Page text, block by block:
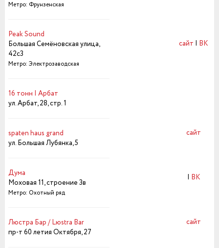
Метро: Фрунзенская
Peak Sound
Большая Семёновская улица,
42с3
Метро: Электрозаводская
сайт | ВК
16 тонн | Арбат
ул. Арбат, 28, стр. 1
spaten haus grand
ул. Большая Лубянка, 5
сайт
Дума
Моховая 11, строение 3в
Метро: Охотный ряд
| ВК
Люстра Бар / Lюstra Bar
пр-т 60 летия Октября, 27
сайт